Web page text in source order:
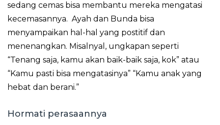
sedang cemas bisa membantu mereka mengatasi
kecemasannya. Ayah dan Bunda bisa
menyampaikan hal-hal yang postitif dan
menenangkan. Misalnyal, ungkapan seperti
“Tenang saja, kamu akan baik-baik saja, kok” atau
“Kamu pasti bisa mengatasinya” “Kamu anak yang
hebat dan berani.”
Hormati perasaannya